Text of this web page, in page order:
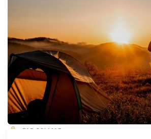
PAR COLMAR